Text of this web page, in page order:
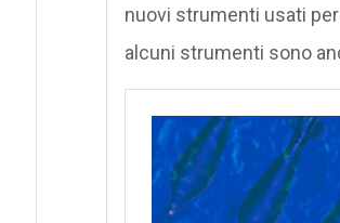
nuovi strumenti usati per
alcuni strumenti sono